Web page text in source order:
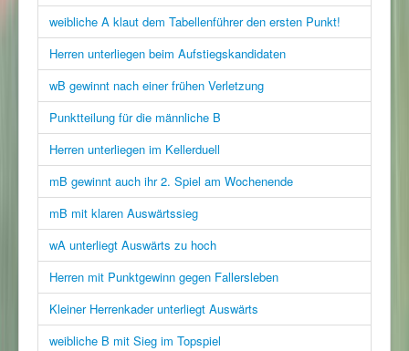
weibliche A klaut dem Tabellenführer den ersten Punkt!
Herren unterliegen beim Aufstiegskandidaten
wB gewinnt nach einer frühen Verletzung
Punktteilung für die männliche B
Herren unterliegen im Kellerduell
mB gewinnt auch ihr 2. Spiel am Wochenende
mB mit klaren Auswärtssieg
wA unterliegt Auswärts zu hoch
Herren mit Punktgewinn gegen Fallersleben
Kleiner Herrenkader unterliegt Auswärts
weibliche B mit Sieg im Topspiel